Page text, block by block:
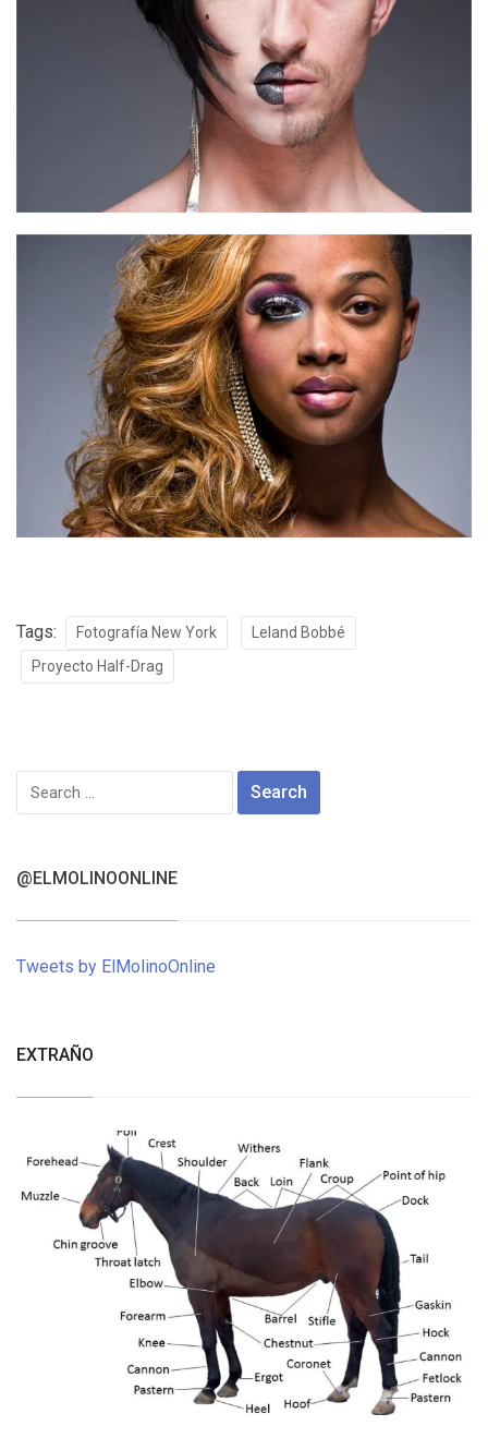
Tags: Fotografía New York
Leland Bobbé
Proyecto Half-Drag
Search
@ELMOLINOONLINE
Tweets by ElMolinoOnline
EXTRAÑO